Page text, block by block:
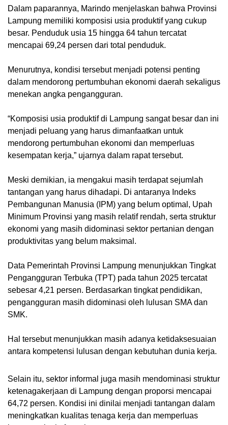
Dalam paparannya, Marindo menjelaskan bahwa Provinsi
Lampung memiliki komposisi usia produktif yang cukup
besar. Penduduk usia 15 hingga 64 tahun tercatat
mencapai 69,24 persen dari total penduduk.
Menurutnya, kondisi tersebut menjadi potensi penting
dalam mendorong pertumbuhan ekonomi daerah sekaligus
menekan angka pengangguran.
“Komposisi usia produktif di Lampung sangat besar dan ini
menjadi peluang yang harus dimanfaatkan untuk
mendorong pertumbuhan ekonomi dan memperluas
kesempatan kerja,” ujarnya dalam rapat tersebut.
Meski demikian, ia mengakui masih terdapat sejumlah
tantangan yang harus dihadapi. Di antaranya Indeks
Pembangunan Manusia (IPM) yang belum optimal, Upah
Minimum Provinsi yang masih relatif rendah, serta struktur
ekonomi yang masih didominasi sektor pertanian dengan
produktivitas yang belum maksimal.
Data Pemerintah Provinsi Lampung menunjukkan Tingkat
Pengangguran Terbuka (TPT) pada tahun 2025 tercatat
sebesar 4,21 persen. Berdasarkan tingkat pendidikan,
pengangguran masih didominasi oleh lulusan SMA dan
SMK.
Hal tersebut menunjukkan masih adanya ketidaksesuaian
antara kompetensi lulusan dengan kebutuhan dunia kerja.
Selain itu, sektor informal juga masih mendominasi struktur
ketenagakerjaan di Lampung dengan proporsi mencapai
64,72 persen. Kondisi ini dinilai menjadi tantangan dalam
meningkatkan kualitas tenaga kerja dan memperluas